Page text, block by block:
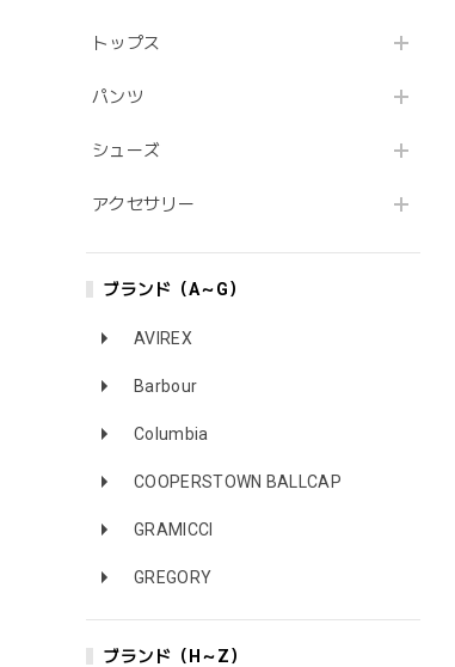
トップス
パンツ
シューズ
アクセサリー
ブランド（A～G）
AVIREX
Barbour
Columbia
COOPERSTOWN BALLCAP
GRAMICCI
GREGORY
ブランド（H～Z）